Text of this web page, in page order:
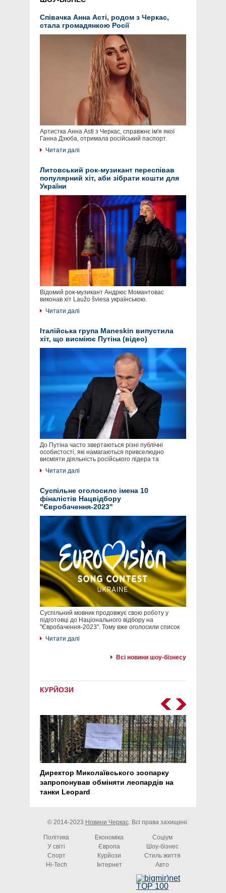
Співачка Анна Асті, родом з Черкас,
стала громадянкою Росії
Артистка Анна Asti з Черкас, справжнє ім'я якої
Ганна Дзюба, отримала російський паспорт.
Читати далі
Литовський рок-музикант переспівав
популярний хіт, аби зібрати кошти для
України
Відомий рок-музикант Андрюс Момантовас
виконав хіт Laužo šviesa українською.
Читати далі
Італійська група Maneskin випустила
хіт, що висміює Путіна (відео)
До Путіна часто звертаються різні публічні
особистості, які намагаються привселюдно
висміяти діяльність російського лідера та
Читати далі
Суспільне оголосило імена 10
фіналістів Нацвідбору
"Євробачення-2023"
Суспільний мовник продовжує свою роботу у
підготовці до Національного відбору на
"Євробачення-2023". Тому вже оголосили список
Читати далі
Всі новини шоу-бізнесу
КУРЙОЗИ
Директор Миколаївського зоопарку
запропонував обміняти леопардів на
танки Leopard
© 2014-2023 Новини Черкас. Всі права захищені.
Політика Економіка
Соціум
У світі
Європа
Шоу-бізнес
Спорт
Курйози
Стиль життя
Hi-Tech
Інтернет Авто